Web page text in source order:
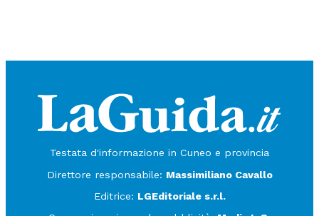
Testata d'informazione in Cuneo e provincia
Direttore responsabile: Massimiliano Cavallo
Editrice: LGEditoriale s.r.l.